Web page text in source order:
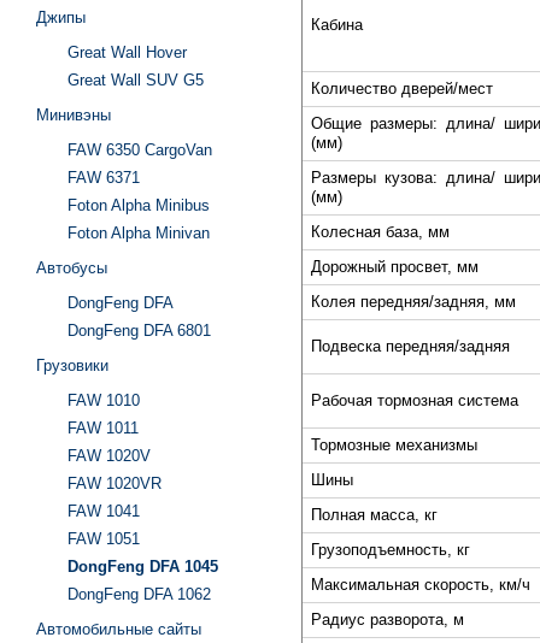
Кабина
Количество дверей/мест
Общие размеры: длина/
(мм)
Размеры кузова: длина/
(мм)
Колесная база, мм
Дорожный просвет, мм
Колея передняя/задняя, мм
Подвеска передняя/задняя
Рабочая тормозная система
Тормозные механизмы
Шины
Полная масса, кг
Грузоподъемность, кг
Максимальная скорость, км/ч
Радиус разворота, м
Джипы
Great Wall Hover
Great Wall SUV G5
Минивэны
FAW 6350 CargoVan
FAW 6371
Foton Alpha Minibus
Foton Alpha Minivan
Автобусы
DongFeng DFA
DongFeng DFA 6801
Грузовики
FAW 1010
FAW 1011
FAW 1020V
FAW 1020VR
FAW 1041
FAW 1051
DongFeng DFA 1045
DongFeng DFA 1062
Автомобильные сайты